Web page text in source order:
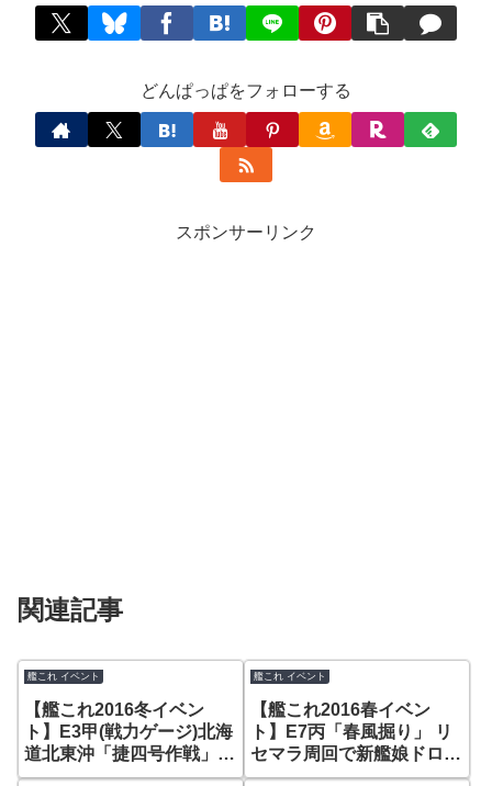
どんぱっぱをフォローする
スポンサーリンク
関連記事
艦これ イベント
【艦これ2016冬イベン
ト】E3甲(戦力ゲージ)北海
道北東沖「捷四号作戦」
最終決戦！打倒、重巡棲
艦これ イベント
【艦これ2016春イベン
ト】E7丙「春風掘り」 リ
セマラ周回で新艦娘ドロッ
プ狙い！